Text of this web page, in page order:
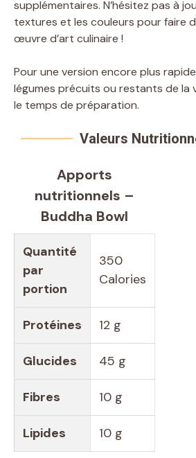
supplémentaires. N’hésitez pas à
textures et les couleurs pour faire
œuvre d’art culinaire !
Pour une version encore plus
légumes précuits ou restants de la
le temps de préparation.
Valeurs
Apports
nutritionnels –
Buddha Bowl
Quantité
par
portion
350
Calories
Protéines 12 g
Glucides 45 g
Fibres 10 g
Lipides 10 g